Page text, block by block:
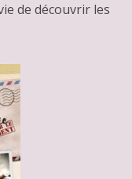
de découvrir les